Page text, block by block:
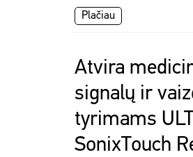
Plačiau
Atvira
signalų ir
tyrimams
SonixTouch